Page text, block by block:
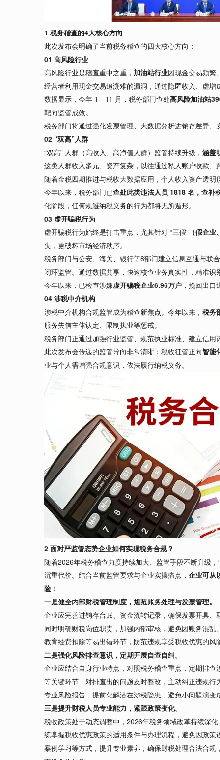
1 税务稽查的4大核心方向
此次发布会明确了当前税务稽查的四大核心方向：
01 高风险行业
高风险行业是稽查重中之重， 加油站行业因现金交易频繁
经营者利用现金交易追溯难的漏洞，通过隐匿收入、虚增
数据显示，今年 1—11 月，税务部门查处高风险加油站
靶向监管成效。
税务部门将通过强化发票管理、大数据分析进销存差异
02 “双高”人群
“双高” 人群（高收入、高净值人群）监管持续升级， 涵盖
这类人群收入多元、资产复杂，以往通过私人账户收款
随着金税四期推进与税收大数据应用，个人收入资产透
今年以来，税务部门已查处此类违法人员 1818 名，查补
化阶段，任何规避纳税义务的行为都将无所遁形。
03 虚开骗税行为
虚开骗税行为始终是打击重点，尤其针对 “三假” （假企
失，更破坏市场经济秩序。
税务部门与公安、海关、银行等8部门建立信息互通与联
闭环监管。通过数据共享，快速核查业务真实性，精准识
今年以来，已检查涉嫌虚开骗税企业6.96万户 ，挽回出
04 涉税中介机构
涉税中介机构合规监管成为稽查新焦点。今年以来， 税务
服务失信主体认定、限制执业等惩戒。
税务部门正通过加强行业监管、规范执业标准、建立信
此次发布会传递的监管导向非常清晰：税收征管正向智能
业与个人需增强合规意识，依法履行纳税义务。
2 面对严监管态势企业如何实现税务合规？
随着2026年税务稽查力度持续加大、监管手段不断升级
沉重代价。结合当前监管要求与企业实操痛点， 企业可从
险：
一是健全内部财税管理制度，规范账务处理与发票管理。
企业应完善进销存台账、资金流转记录，确保发票开具
同时明确财税岗位职责，加强内部审核，避免因账务混
教育经费扣除等易出错环节，防范违规享受税收优惠的风
二是强化风险排查意识，定期开展自查自纠。
企业应结合自身行业特点，对照税务稽查重点，定期排
等关键环节；对排查出的问题及时整改，主动纠正违规
专业风险报告，提前化解潜在涉税隐患，避免小问题演变
三是提升财税人员专业能力，紧跟政策变化。
税收政策处于动态调整中，2026年税务领域改革持续深
练掌握税收优惠政策的适用条件与办理流程，避免因政
案例学习等方式，提升专业素养，确保财税处理合法合